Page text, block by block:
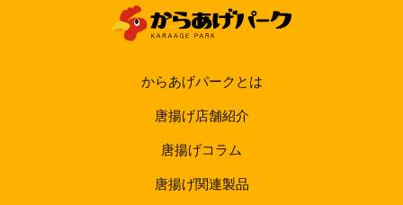
からあげパークとは
唐揚げ店舗紹介
唐揚げコラム
唐揚げ関連製品